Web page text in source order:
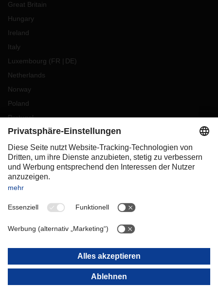
Great Britain
Hungary
Ireland
Italy
Luxembourg (FR DE)
Netherlands
Norway
Poland
Portugal
Romania
Slovakia
Spain
Sweden
Switzerland
OCEANIA